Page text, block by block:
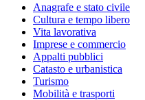
Anagrafe e stato civile
Cultura e tempo libero
Vita lavorativa
Imprese e commercio
Appalti pubblici
Catasto e urbanistica
Turismo
Mobilità e trasporti